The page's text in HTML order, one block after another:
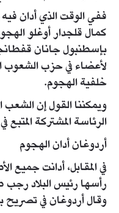
ففي الوقت الذي أدان
كمال قلجدار أوغلو
بإسطنبول جانان
لأعضاء في حزب الشعوب
خلفية الهجوم.
ويمكننا القول إن الشعب
الرئاسة المشتركة
أردوغان أدان الهجوم
في المقابل، أدانت جميع
رأسها رئيس البلاد رجب
وقال أردوغان في